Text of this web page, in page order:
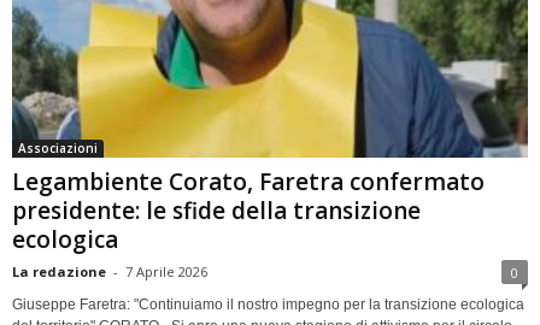
Associazioni
Legambiente Corato, Faretra confermato
presidente: le sfide della transizione
ecologica
La redazione - 7 Aprile 2026 0
Giuseppe Faretra: "Continuiamo il nostro impegno per la transizione ecologica